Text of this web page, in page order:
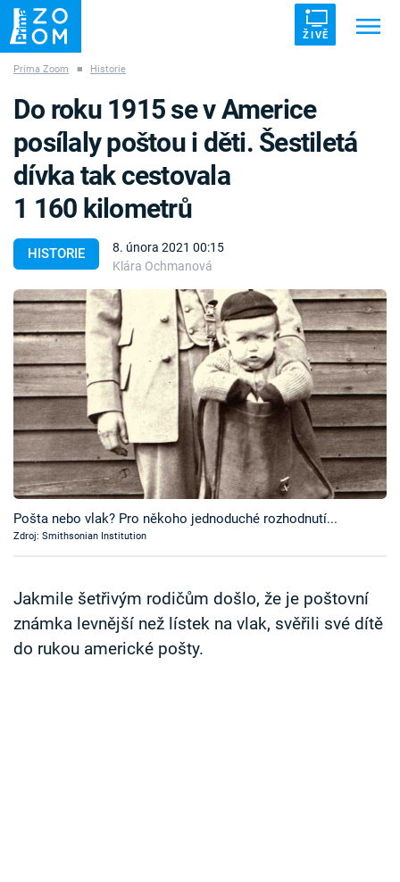
ŽIVĚ
ZÁHADY VETŘELCI DÁVNOVĚKU
Témata
Témata
Pořady
TV Program
Časopis
Sledujte prima+
Přihlášení
Prima Zoom ■ Historie
HISTORIE
8. února 2021 00:15
Klára Ochmanová
Do roku 1915 se v Americe
posílaly poštou i děti. Šestiletá
dívka tak cestovala
1 160 kilometrů
Pošta nebo vlak? Pro někoho jednoduché rozhodnutí...
Zdroj: Smithsonian Institution
Jakmile šetřivým rodičům došlo, že je poštovní
známka levnější než lístek na vlak, svěřili své dítě
do rukou americké pošty.